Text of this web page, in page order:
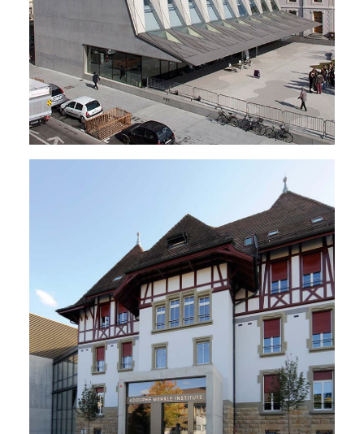
Énergie - Physique Du Bâtiment, MCR, Électricité,
Ventilation, Climatisation, Chauffage,
Nouveaux Bâtiments
Data Centres Salles Polyvalentes - Auditoires,
Laboratoires, Écoles - Universités,
Énergie - Physique Du Bâtiment, MCR, Électricité
Sanitaire, Ventilation Climatisation Chauffage,
Rénovations - Transformations
Nouveaux Bâtiments